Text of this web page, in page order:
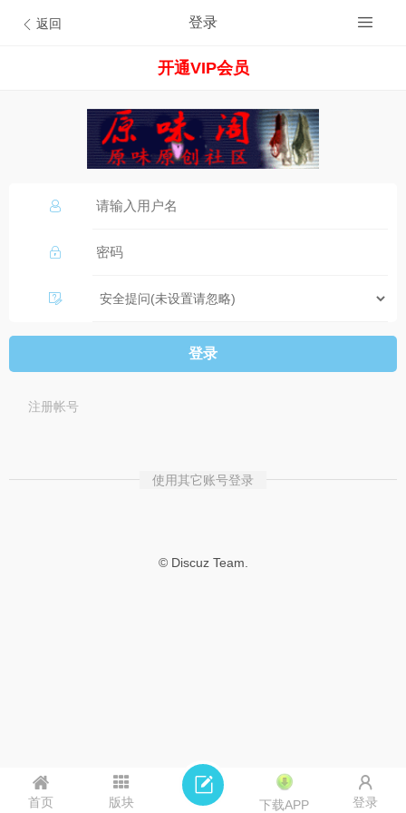
返回 登录
开通VIP会员
登录
注册帐号
使用其它账号登录
© Discuz Team.
首页 版块 下载APP 登录